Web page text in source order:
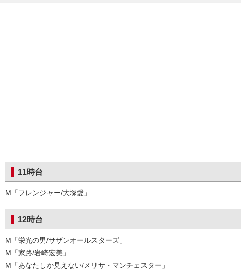
11時台
M「フレンジャー/大塚愛」
12時台
M「栄光の男/サザンオールスターズ」
M「家路/岩崎宏美」
M「あなたしか見えない/メリサ・マンチェスター」